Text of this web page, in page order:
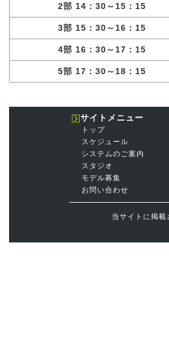
2部 14：30～15：15
3部 15：30～16：15
4部 16：30～17：15
5部 17：30～18：15
サイトメニュー
トップ
スケジュール
システムのご案内
スタジオ
モデル募集
お問い合わせ
当サイトに掲